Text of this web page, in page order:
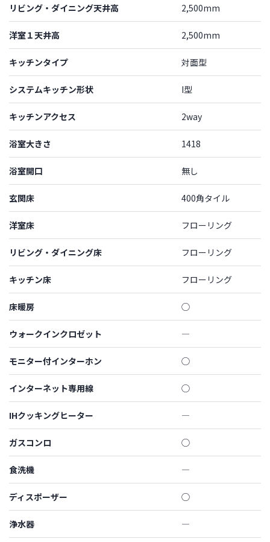
リビング・ダイニング天井高 2,500mm
洋室１天井高 2,500mm
キッチンタイプ 対面型
システムキッチン形状 I型
キッチンアクセス 2way
浴室大きさ 1418
浴室開口 無し
玄関床 400角タイル
洋室床 フローリング
リビング・ダイニング床 フローリング
キッチン床 フローリング
床暖房 ◯
ウォークインクロゼット ―
モニター付インターホン ◯
インターネット専用線 ◯
IHクッキングヒーター ―
ガスコンロ ◯
食洗機 ―
ディスポーザー ◯
浄水器 ―